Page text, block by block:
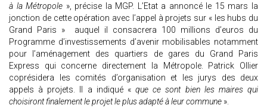
à la Métropole », précise la MGP. L’Etat a annoncé le 15 mars la
jonction de cette opération avec l’appel à projets sur « les hubs du
Grand Paris » auquel il consacrera 100 millions d’euros du
Programme d’investissements d’avenir mobilisables notamment
pour l’aménagement des quartiers de gares du Grand Paris
Express qui concerne directement la Métropole. Patrick Ollier
coprésidera les comités d’organisation et les jurys des deux
appels à projets. Il a indiqué «que ce sont bien les maires qui
choisiront finalement le projet le plus adapté à leur commune ».